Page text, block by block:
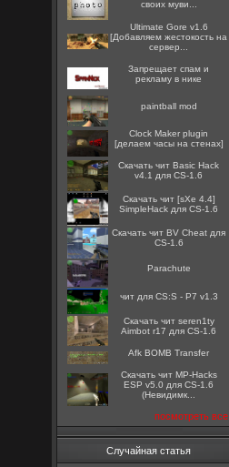
своих муви...
Ultimate Gore v1.6
[Добавляем жестокость на
сервер...
Запрещает спам и
рекламу в нике
paintball mod
Clock Maker plugin
[делаем часы на стенах]
Скачать чит Basic Hack
v4.1 для CS-1.6
Скачать чит [sXe 4.4]
SimpleHack для CS-1.6
Скачать чит BV Cheat для
CS-1.6
Parachute
чит для CS:S - P7 v1.3
Скачать чит seren1ty
Aimbot r17 для CS-1.6
Afk BOMB Transfer
Скачать чит MP-Hacks
ESP v5.0 для CS-1.6
(Невидимк...
посмотреть все
Случайная статья